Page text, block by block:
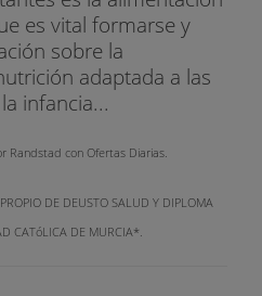
es vital formarse y
sobre la
adaptada a las
infancia...
Randstad con Ofertas Diarias.
DE DEUSTO SALUD Y DIPLOMA
CATóLICA DE MURCIA*.